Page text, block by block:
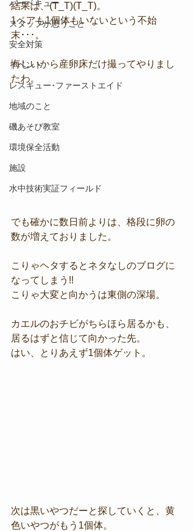
バーベキュー
スタッフが思うこと
安全対策
イベント
レスキュー･ファーストエイド
地域のこと
磯あそび教室
環境保全活動
施設
水中技術実証フィールド
結果は、(T_T)(T_T)。
1ペアも1個体もいないという不始
末･･･。
悔しいから産卵床だけ撮ってやりまし
たわ。
でも確かに数日前よりは、格段に卵の
数が増えておりました。
こりゃヘタするとネタなしのブログに
なってしまう!!
こりゃ大変と向かうは東側の深場。
カエルのおチビがちらほら居るかも、
居るはずと信じて向かった先。
はい、とりあえず1個体ゲット。
次は黒いやつだーと探していくと、黄
色いやつがもう1個体。